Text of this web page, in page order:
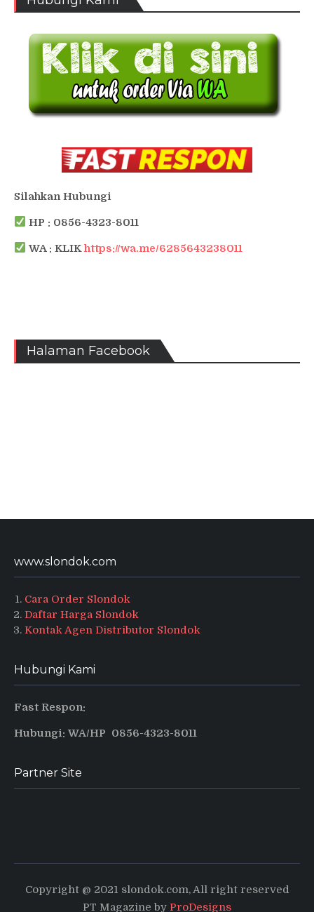
Silahkan Hubungi
HP : 0856-4323-8011
WA : KLIKhttps://wa.me/6285643238011
Halaman Facebook
www.slondok.com
Cara Order Slondok
Daftar Harga Slondok
Kontak Agen Distributor Slondok
Hubungi Kami
Fast Respon:
Hubungi: WA/HP 0856-4323-8011
Partner Site
Copyright @ 2021 slondok.com, All right reserved
PT Magazine by ProDesigns